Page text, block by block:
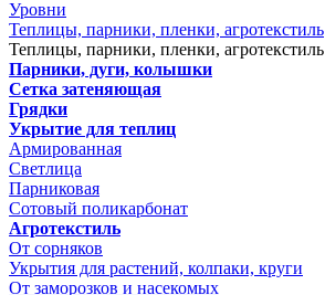
Уровни
Теплицы, парники, пленки, агротекстиль
Теплицы, парники, пленки, агротекстиль
Парники, дуги, колышки
Сетка затеняющая
Грядки
Укрытие для теплиц
Армированная
Светлица
Парниковая
Сотовый поликарбонат
Агротекстиль
От сорняков
Укрытия для растений, колпаки, круги
От заморозков и насекомых